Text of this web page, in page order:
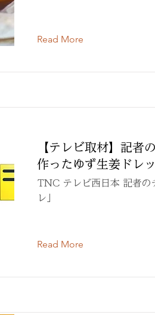
Read More
【テレビ取材】記者
作ったゆず生姜ドレ
TNC テレビ西日本 記者の
レ」
Read More